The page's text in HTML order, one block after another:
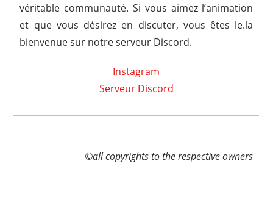
véritable communauté. Si vous aimez l’animation
et que vous désirez en discuter, vous êtes le.la
bienvenue sur notre serveur Discord.
Instagram
Serveur Discord
©all copyrights to the respective owners